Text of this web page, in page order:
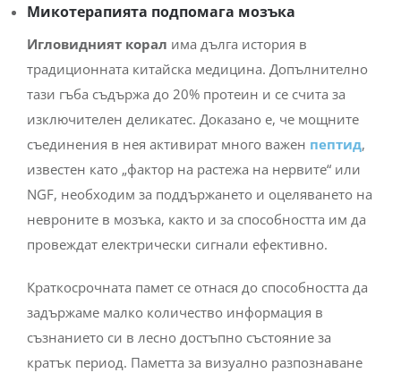
Микотерапията подпомага мозъка
Игловидният корал има дълга история в
традиционната китайска медицина. Допълнително
тази гъба съдържа до 20% протеин и се счита за
изключителен деликатес. Доказано е, че мощните
съединения в нея активират много важен пептид,
известен като „фактор на растежа на нервите“ или
NGF, необходим за поддържането и оцеляването на
невроните в мозъка, както и за способността им да
провеждат електрически сигнали ефективно.
Краткосрочната памет се отнася до способността да
задържаме малко количество информация в
съзнанието си в лесно достъпно състояние за
кратък период. Паметта за визуално разпознаване